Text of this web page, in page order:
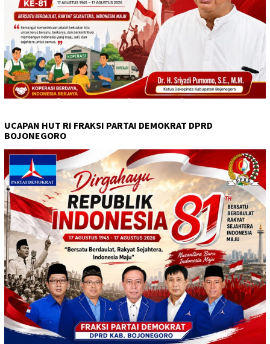
UCAPAN HUT RI FRAKSI PARTAI DEMOKRAT DPRD
BOJONEGORO